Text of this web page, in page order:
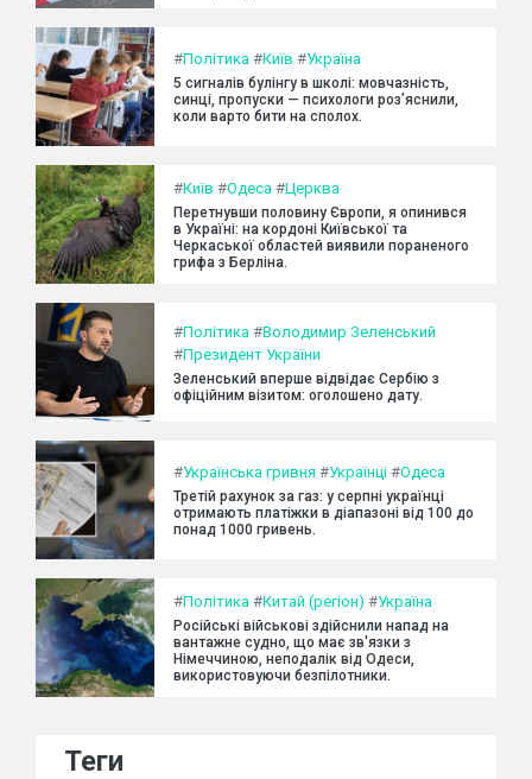
#Політика #Київ #Україна
5 сигналів булінгу в школі: мовчазність,
синці, пропуски — психологи роз’яснили,
коли варто бити на сполох.
#Київ #Одеса #Церква
Перетнувши половину Європи, я опинився
в Україні: на кордоні Київської та
Черкаської областей виявили пораненого
грифа з Берліна.
#Політика #Володимир Зеленський
#Президент України
Зеленський вперше відвідає Сербію з
офіційним візитом: оголошено дату.
#Українська гривня #Українці #Одеса
Третій рахунок за газ: у серпні українці
отримають платіжки в діапазоні від 100 до
понад 1000 гривень.
#Політика #Китай (регіон) #Україна
Російські військові здійснили напад на
вантажне судно, що має зв'язки з
Німеччиною, неподалік від Одеси,
використовуючи безпілотники.
Теги